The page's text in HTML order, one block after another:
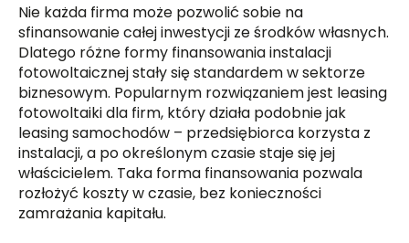
Nie każda firma może pozwolić sobie na
sfinansowanie całej inwestycji ze środków własnych.
Dlatego różne formy finansowania instalacji
fotowoltaicznej stały się standardem w sektorze
biznesowym. Popularnym rozwiązaniem jest leasing
fotowoltaiki dla firm, który działa podobnie jak
leasing samochodów – przedsiębiorca korzysta z
instalacji, a po określonym czasie staje się jej
właścicielem. Taka forma finansowania pozwala
rozłożyć koszty w czasie, bez konieczności
zamrażania kapitału.